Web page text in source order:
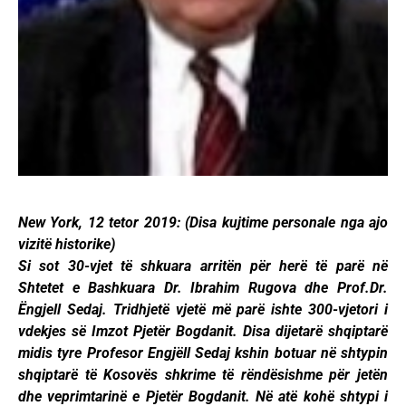
New York, 12 tetor 2019: (Disa kujtime personale nga ajo
vizitë historike)
Si sot 30-vjet të shkuara arritën për herë të parë në
Shtetet e Bashkuara Dr. Ibrahim Rugova dhe Prof.Dr.
Ëngjell Sedaj. Tridhjetë vjetë më parë ishte 300-vjetori i
vdekjes së Imzot Pjetër Bogdanit. Disa dijetarë shqiptarë
midis tyre Profesor Engjëll Sedaj kshin botuar në shtypin
shqiptarë të Kosovës shkrime të rëndësishme për jetën
dhe veprimtarinë e Pjetër Bogdanit. Në atë kohë shtypi i